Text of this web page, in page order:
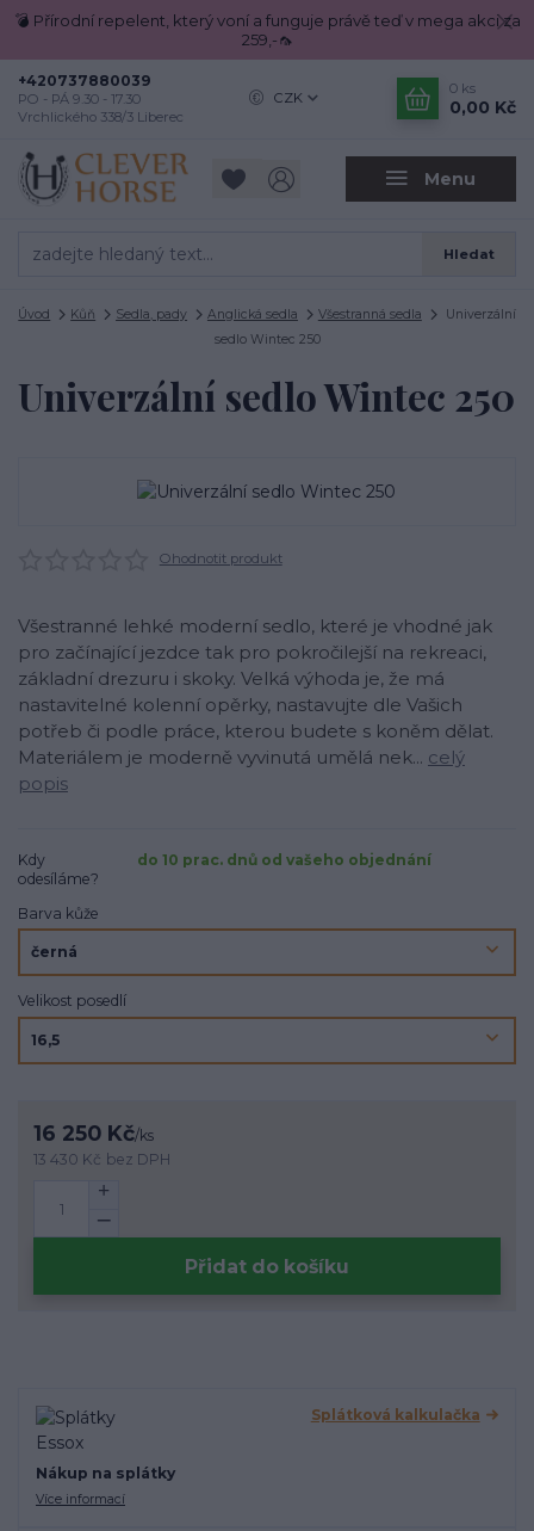
💣 Přírodní repelent, který voní a funguje právě teď v mega akci za
259,-🦟
Menu
CZK
Hledat
+420737880039
PO - PÁ 9.30 - 17.30
Vrchlického 338/3 Liberec
0 ks
0,00 Kč
Úvod Kůň Sedla, pady Anglická sedla Všestranná sedla
Univerzální
sedlo Wintec 250
Univerzální sedlo Wintec 250
Ohodnotit produkt
Všestranné lehké moderní sedlo, které je vhodné jak
pro začínající jezdce tak pro pokročilejší na rekreaci,
základní drezuru i skoky. Velká výhoda je, že má
nastavitelné kolenní opěrky, nastavujte dle Vašich
potřeb či podle práce, kterou budete s koněm dělat.
Materiálem je moderně vyvinutá umělá nek... celý
popis
Kdy
odesíláme?
do 10 prac. dnů od vašeho objednání
Barva kůže
Velikost posedlí
16 250 Kč/ks
13 430 Kč bez DPH
Přidat do košíku
Splátková kalkulačka
Nákup na splátky
Více informací